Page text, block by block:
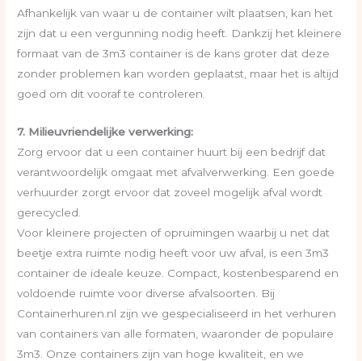
Afhankelijk van waar u de container wilt plaatsen, kan het
zijn dat u een vergunning nodig heeft. Dankzij het kleinere
formaat van de 3m3 container is de kans groter dat deze
zonder problemen kan worden geplaatst, maar het is altijd
goed om dit vooraf te controleren.
7. Milieuvriendelijke verwerking:
Zorg ervoor dat u een container huurt bij een bedrijf dat
verantwoordelijk omgaat met afvalverwerking. Een goede
verhuurder zorgt ervoor dat zoveel mogelijk afval wordt
gerecycled.
Voor kleinere projecten of opruimingen waarbij u net dat
beetje extra ruimte nodig heeft voor uw afval, is een 3m3
container de ideale keuze. Compact, kostenbesparend en
voldoende ruimte voor diverse afvalsoorten. Bij
Containerhuren.nl zijn we gespecialiseerd in het verhuren
van containers van alle formaten, waaronder de populaire
3m3. Onze containers zijn van hoge kwaliteit, en we